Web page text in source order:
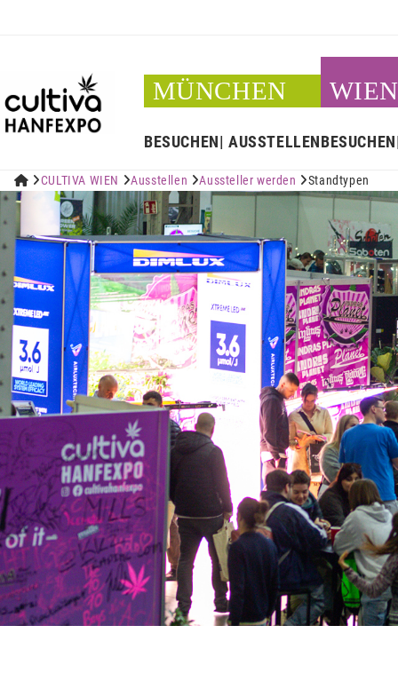
MÜNCHEN
BESUCHEN AUSSTELLENBESUCHEN
 CULTIVA WIEN Ausstellen Aussteller werden Standtypen